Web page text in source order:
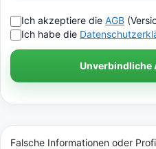
Ich akzeptiere die AGB
Ich habe die
Unverbindliche
Falsche Informationen oder